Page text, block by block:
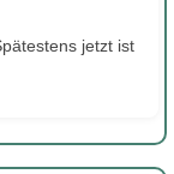
jetzt ist